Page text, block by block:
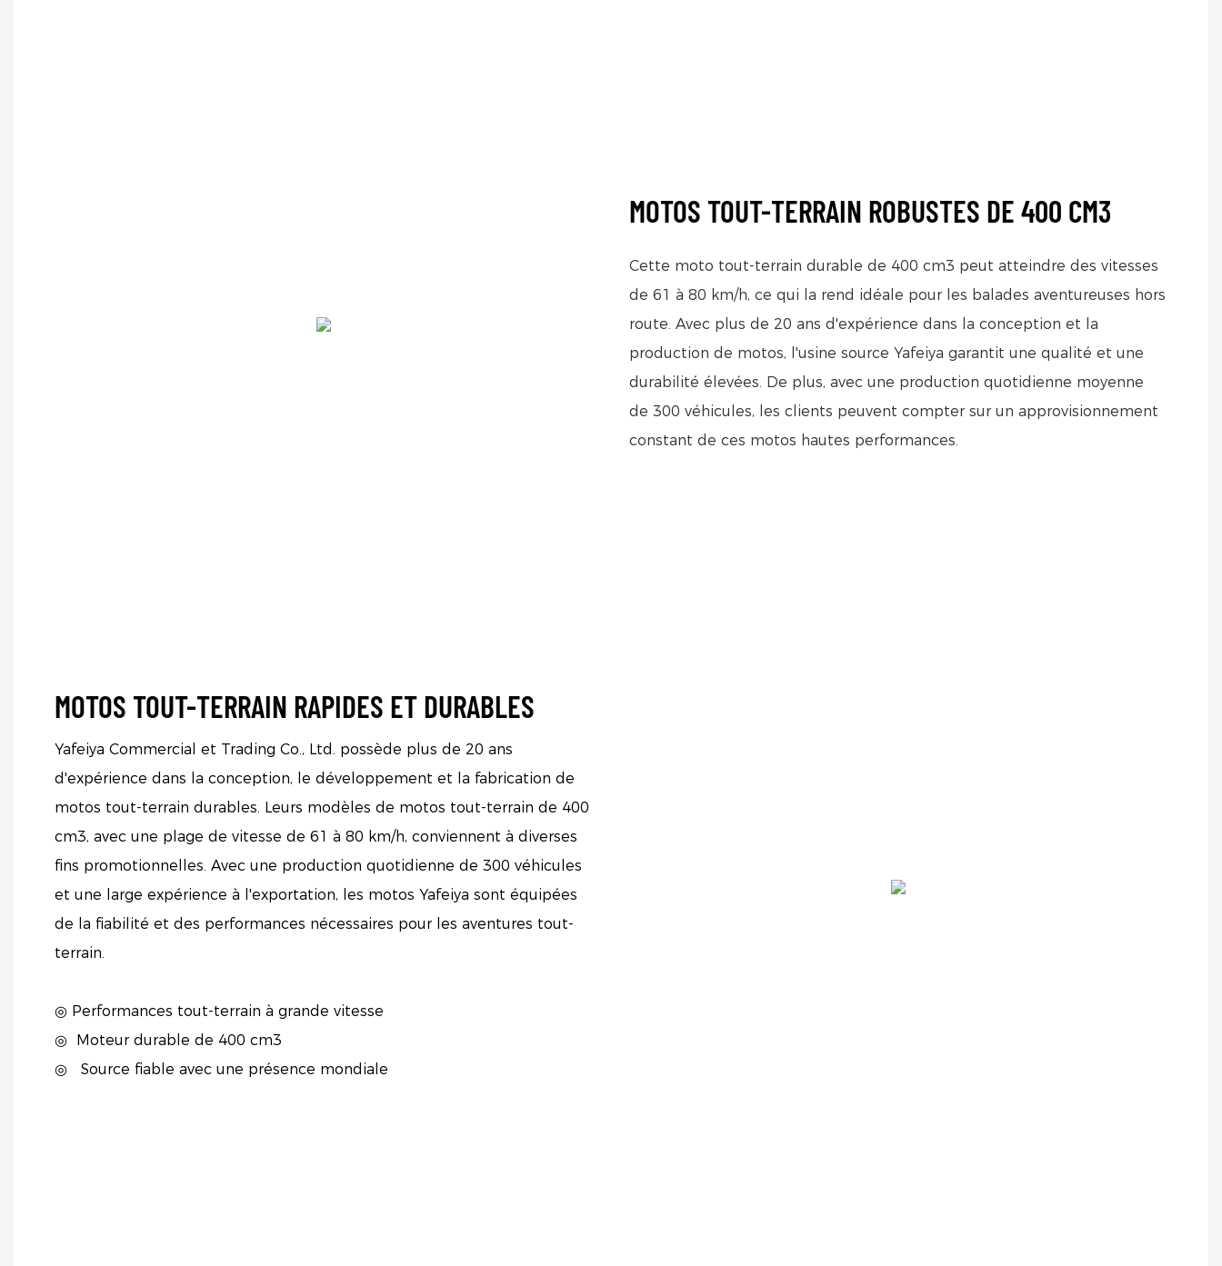
MOTOS TOUT-TERRAIN ROBUSTES DE 400 CM3
Cette moto tout-terrain durable de 400 cm3 peut atteindre des vitesses
de 61 à 80 km/h, ce qui la rend idéale pour les balades aventureuses hors
route. Avec plus de 20 ans d'expérience dans la conception et la
production de motos, l'usine source Yafeiya garantit une qualité et une
durabilité élevées. De plus, avec une production quotidienne moyenne
de 300 véhicules, les clients peuvent compter sur un approvisionnement
constant de ces motos hautes performances.
MOTOS TOUT-TERRAIN RAPIDES ET DURABLES
Yafeiya Commercial et Trading Co., Ltd. possède plus de 20 ans
d'expérience dans la conception, le développement et la fabrication de
motos tout-terrain durables. Leurs modèles de motos tout-terrain de 400
cm3, avec une plage de vitesse de 61 à 80 km/h, conviennent à diverses
fins promotionnelles. Avec une production quotidienne de 300 véhicules
et une large expérience à l'exportation, les motos Yafeiya sont équipées
de la fiabilité et des performances nécessaires pour les aventures tout-
terrain.
◎ Performances tout-terrain à grande vitesse
◎
Moteur durable de 400 cm3
◎
Source fiable avec une présence mondiale